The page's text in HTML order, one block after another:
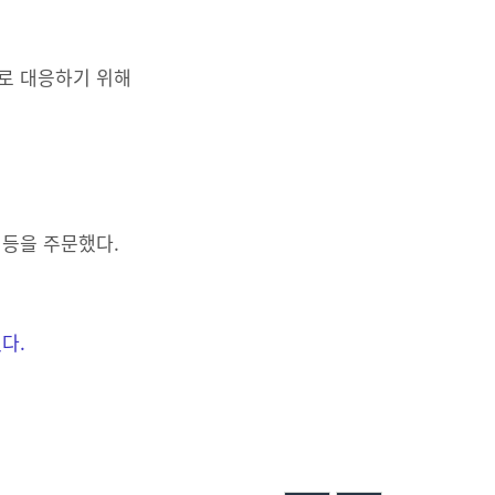
대응하기 위해
을 주문했다.
.